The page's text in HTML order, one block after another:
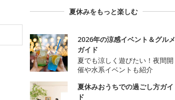
夏休みをもっと楽しむ
2026年の涼感イベント＆グルメ
ガイド
夏でも涼しく遊びたい！夜間開
催や水系イベントも紹介
夏休みおうちでの過ごし方ガイ
ド